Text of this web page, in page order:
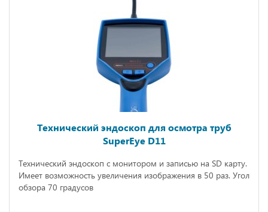
Технический эндоскоп для осмотра труб
SuperEye D11
Технический эндоскоп с монитором и записью на SD карту.
Имеет возможность увеличения изображения в 50 раз. Угол
обзора 70 градусов